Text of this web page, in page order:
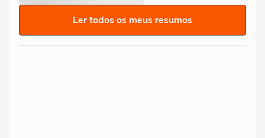
Ler todos os meus resumos